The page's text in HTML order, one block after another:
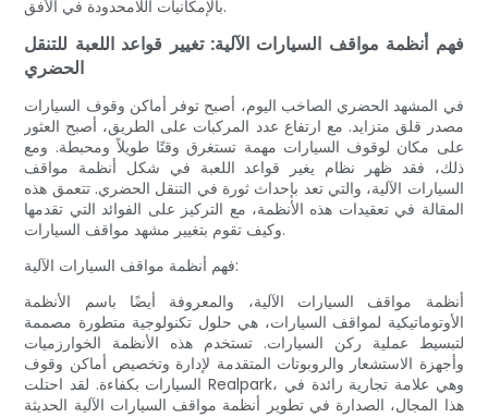
بالإمكانيات اللامحدودة في الأفق.
فهم أنظمة مواقف السيارات الآلية: تغيير قواعد اللعبة للتنقل
الحضري
في المشهد الحضري الصاخب اليوم، أصبح توفر أماكن وقوف السيارات
مصدر قلق متزايد. مع ارتفاع عدد المركبات على الطريق، أصبح العثور
على مكان لوقوف السيارات مهمة تستغرق وقتًا طويلاً ومحبطة. ومع
ذلك، فقد ظهر نظام يغير قواعد اللعبة في شكل أنظمة مواقف
السيارات الآلية، والتي تعد بإحداث ثورة في التنقل الحضري. تتعمق هذه
المقالة في تعقيدات هذه الأنظمة، مع التركيز على الفوائد التي تقدمها
وكيف تقوم بتغيير مشهد مواقف السيارات.
فهم أنظمة مواقف السيارات الآلية:
أنظمة مواقف السيارات الآلية، والمعروفة أيضًا باسم الأنظمة
الأوتوماتيكية لمواقف السيارات، هي حلول تكنولوجية متطورة مصممة
لتبسيط عملية ركن السيارات. تستخدم هذه الأنظمة الخوارزميات
وأجهزة الاستشعار والروبوتات المتقدمة لإدارة وتخصيص أماكن وقوف
السيارات بكفاءة. لقد احتلت Realpark، وهي علامة تجارية رائدة في
هذا المجال، الصدارة في تطوير أنظمة مواقف السيارات الآلية الحديثة